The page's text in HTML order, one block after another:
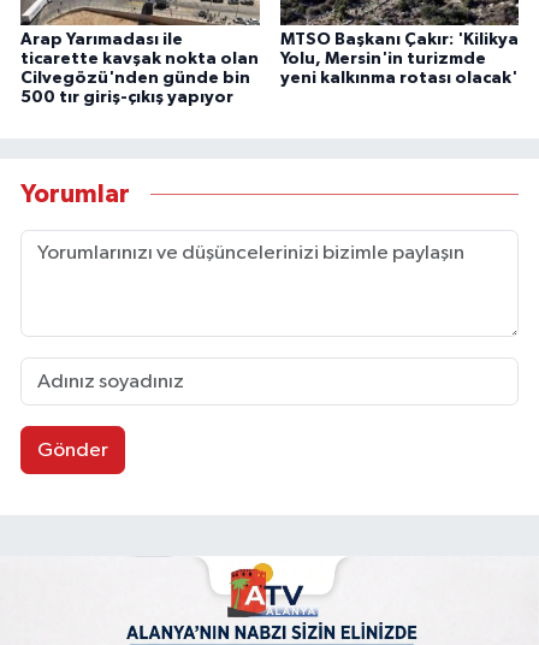
Arap Yarımadası ile
ticarette kavşak nokta olan
Cilvegözü'nden günde bin
500 tır giriş-çıkış yapıyor
MTSO Başkanı Çakır: 'Kilikya
Yolu, Mersin'in turizmde
yeni kalkınma rotası olacak'
Yorumlar
Gönder